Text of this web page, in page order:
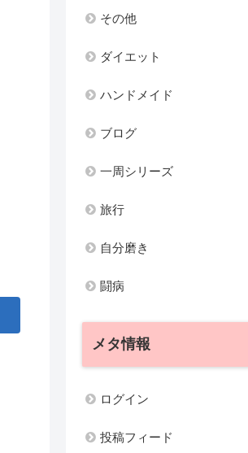
その他
ダイエット
ハンドメイド
ブログ
一周シリーズ
旅行
自分磨き
闘病
メタ情報
ログイン
投稿フィード